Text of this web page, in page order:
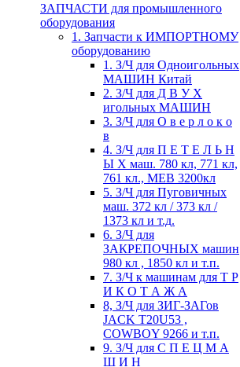
ЗАПЧАСТИ для промышленного
оборудования
1. Запчасти к ИМПОРТНОМУ
оборудованию
1. З/Ч для Одноигольных
МАШИН Китай
2. З/Ч для Д В У Х
игольных МАШИН
3. З/Ч для О в е р л о к о
в
4. З/Ч для П Е Т Е Л Ь Н
Ы Х маш. 780 кл, 771 кл,
761 кл., MEB 3200кл
5. З/Ч для Пуговичных
маш. 372 кл / 373 кл /
1373 кл и т.д.
6. З/Ч для
ЗАКРЕПОЧНЫХ машин
980 кл , 1850 кл и т.п.
7. З/Ч к машинам для Т Р
И К О Т А Ж А
8, З/Ч для ЗИГ-ЗАГов
JACK Т20U53 ,
COWBOY 9266 и т.п.
9. З/Ч для С П Е Ц М А
Ш И Н